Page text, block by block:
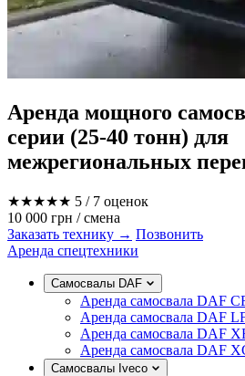
Аренда мощного
серии (25-40 тонн) для
межрегиональных
★★★★★ 5 / 7 оценок
10 000 грн / смена
Заказать технику → Позвонить
Аренда спецтехники
Самосвалы DAF
Аренда самосвала DAF
Аренда самосвала DAF
Аренда самосвала DAF
Аренда самосвала DAF
Самосвалы Iveco